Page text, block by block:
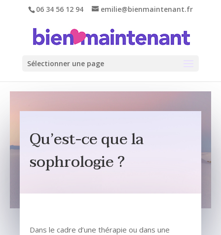
06 34 56 12 94 emilie@bienmaintenant.fr
Sélectionner une page
Qu’est-ce que la
sophrologie ?
Dans le cadre d’une thérapie ou dans une